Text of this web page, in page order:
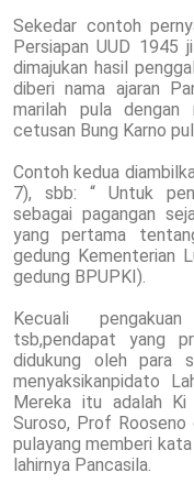
Sekedar contoh
Persiapan UUD 1945
dimajukan hasil
diberi nama ajaran
marilah pula dengan
cetusan Bung Karno
Contoh kedua
7), sbb: “ Untuk
sebagai pagangan
yang pertama
gedung Kementerian
gedung BPUPKI).
Kecuali
tsb,pendapat yang
didukung oleh para
menyaksikanpidato
Mereka itu adalah Ki
Suroso, Prof Rooseno
pulayang memberi
lahirnya Pancasila.